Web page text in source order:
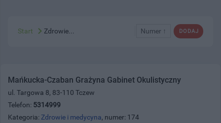
DODAJ
Numer ↑
Start Zdrowie...
Mańkucka-Czaban Grażyna Gabinet Okulistyczny
ul. Targowa 8, 83-110 Tczew
Telefon: 5314999
Kategoria: Zdrowie i medycyna, numer: 174